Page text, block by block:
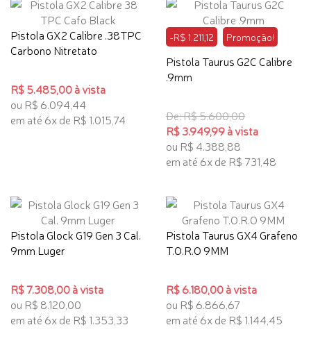
Pistola GX2 Calibre .38TPC
Carbono Nitretato
R$ 5.485,00 à vista
ou R$ 6.094,44
em até 6x de R$ 1.015,74
-R$ 1.211,12 Promoção!
Pistola Taurus G2C Calibre
.9mm
De: R$ 5.600,00
R$ 3.949,99 à vista
ou R$ 4.388,88
em até 6x de R$ 731,48
Pistola Glock G19 Gen 3 Cal.
9mm Luger
R$ 7.308,00 à vista
ou R$ 8.120,00
em até 6x de R$ 1.353,33
Pistola Taurus GX4 Grafeno
T.O.R.O 9MM
R$ 6.180,00 à vista
ou R$ 6.866,67
em até 6x de R$ 1.144,45